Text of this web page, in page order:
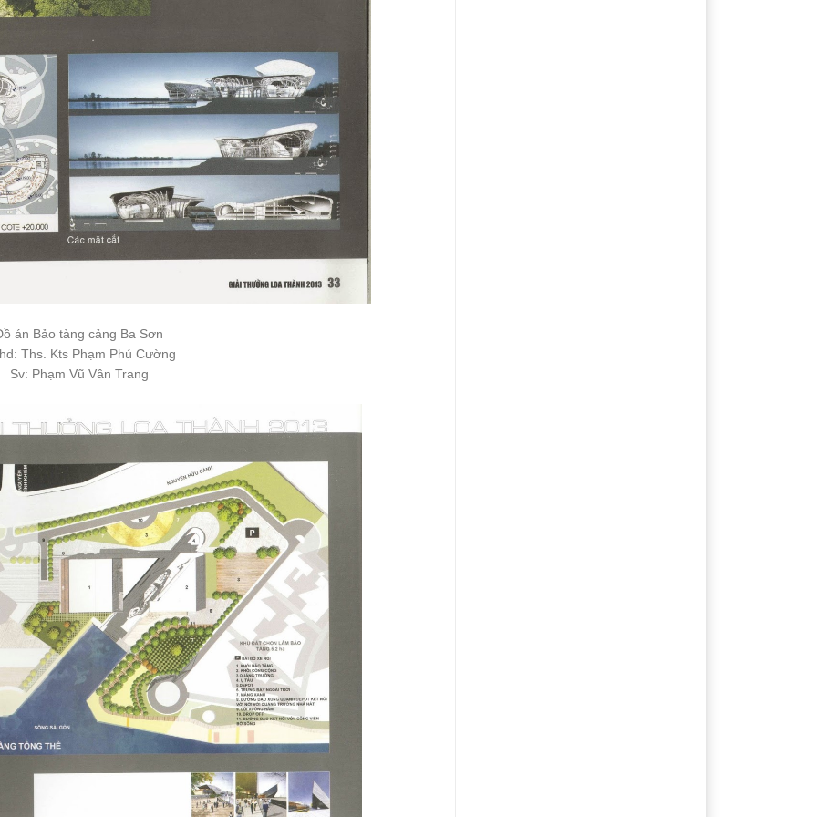
án Bảo tàng cảng Ba Sơn
Ths. Kts Phạm Phú Cường
Sv: Phạm Vũ Vân Trang